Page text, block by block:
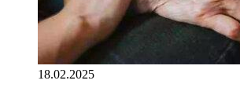
18.02.2025